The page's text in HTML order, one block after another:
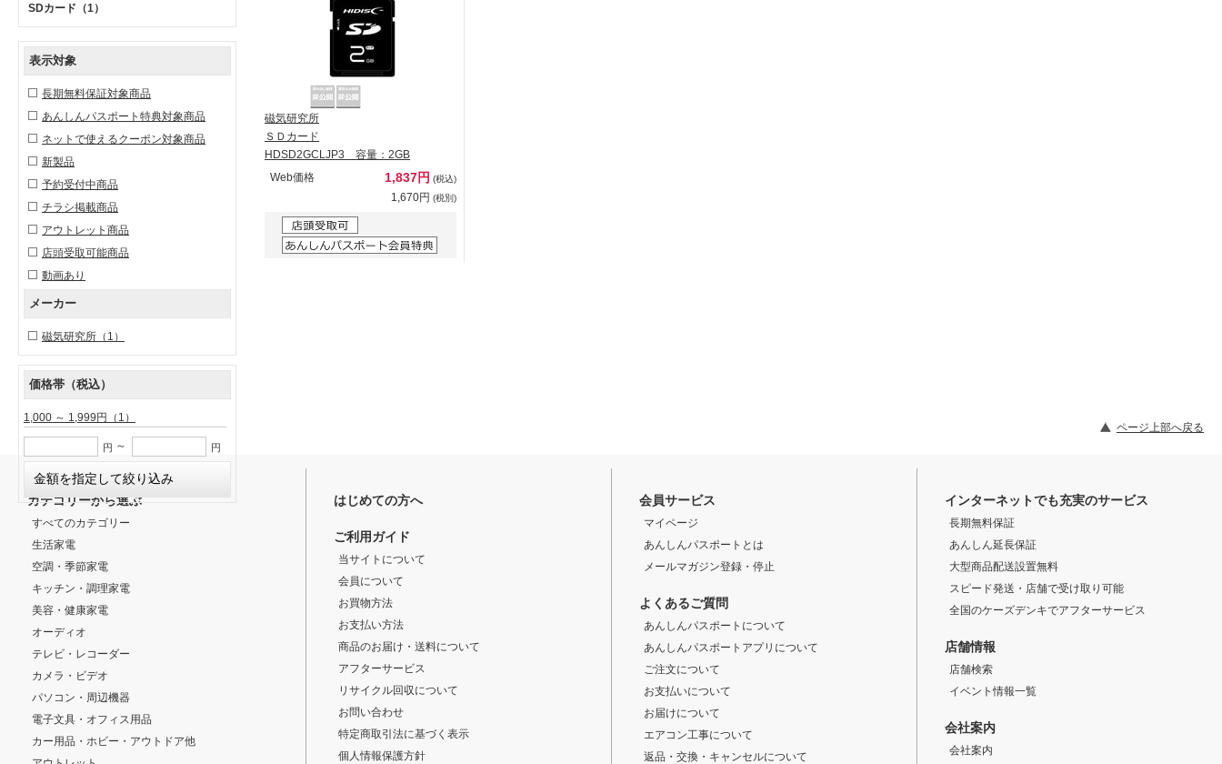
SDカード （1）
表示対象
長期無料保証対象商品
あんしんパスポート特典対象商品
ネットで使えるクーポン対象商品
新製品
予約受付中商品
チラシ掲載商品
アウトレット商品
店頭受取可能商品
動画あり
メーカー
磁気研究所 （1）
価格帯（税込）
1,000 ～ 1,999円 （1）
円 ～ 円
磁気研究所
ＳＤカード
HDSD2GCLJP3 容量：2GB
Web価格
1,837円 (税込)
1,670円 (税別)
ページ上部へ戻る
カテゴリーから選ぶ
すべてのカテゴリー
生活家電
空調・季節家電
キッチン・調理家電
美容・健康家電
オーディオ
テレビ・レコーダー
カメラ・ビデオ
パソコン・周辺機器
電子文具・オフィス用品
カー用品・ホビー・アウトドア他
はじめての方へ
ご利用ガイド
当サイトについて
会員について
お買物方法
お支払い方法
商品のお届け・送料について
アフターサービス
リサイクル回収について
お問い合わせ
特定商取引法に基づく表示
個人情報保護方針
会員サービス
マイページ
あんしんパスポートとは
メールマガジン登録・停止
よくあるご質問
あんしんパスポートについて
あんしんパスポートアプリについて
ご注文について
お支払いについて
お届けについて
エアコン工事について
返品・交換・キャンセルについて
インターネットでも充実のサービス
長期無料保証
あんしん延長保証
大型商品配送設置無料
スピード発送・店舗で受け取り可能
全国のケーズデンキでアフターサービス
店舗情報
店舗検索
イベント情報一覧
会社案内
会社案内